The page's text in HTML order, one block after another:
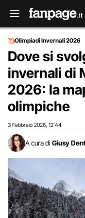
Olimpiadi Invernali 2026
Dove si
invernali di
2026: la
olimpiche
3 Febbraio 2026 12:44
A cura di Giusy